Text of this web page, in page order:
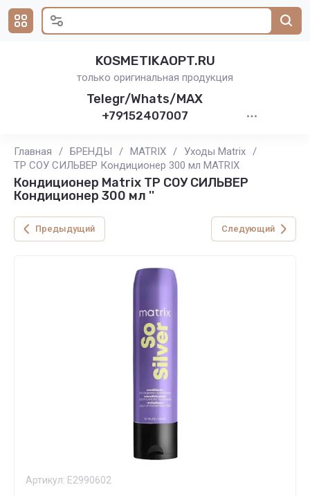
KOSMETIKAOPT.RU
только оригинальная продукция
Telegr/Whats/MAX
+79152407007
Главная / БРЕНДЫ / MATRIX / Уходы Matrix /
ТР СОУ СИЛЬВЕР Кондиционер 300 мл MATRIX
Кондиционер Matrix ТР СОУ СИЛЬВЕР
Кондиционер 300 мл ''
Предыдущий Следующий
Артикул: E2990602